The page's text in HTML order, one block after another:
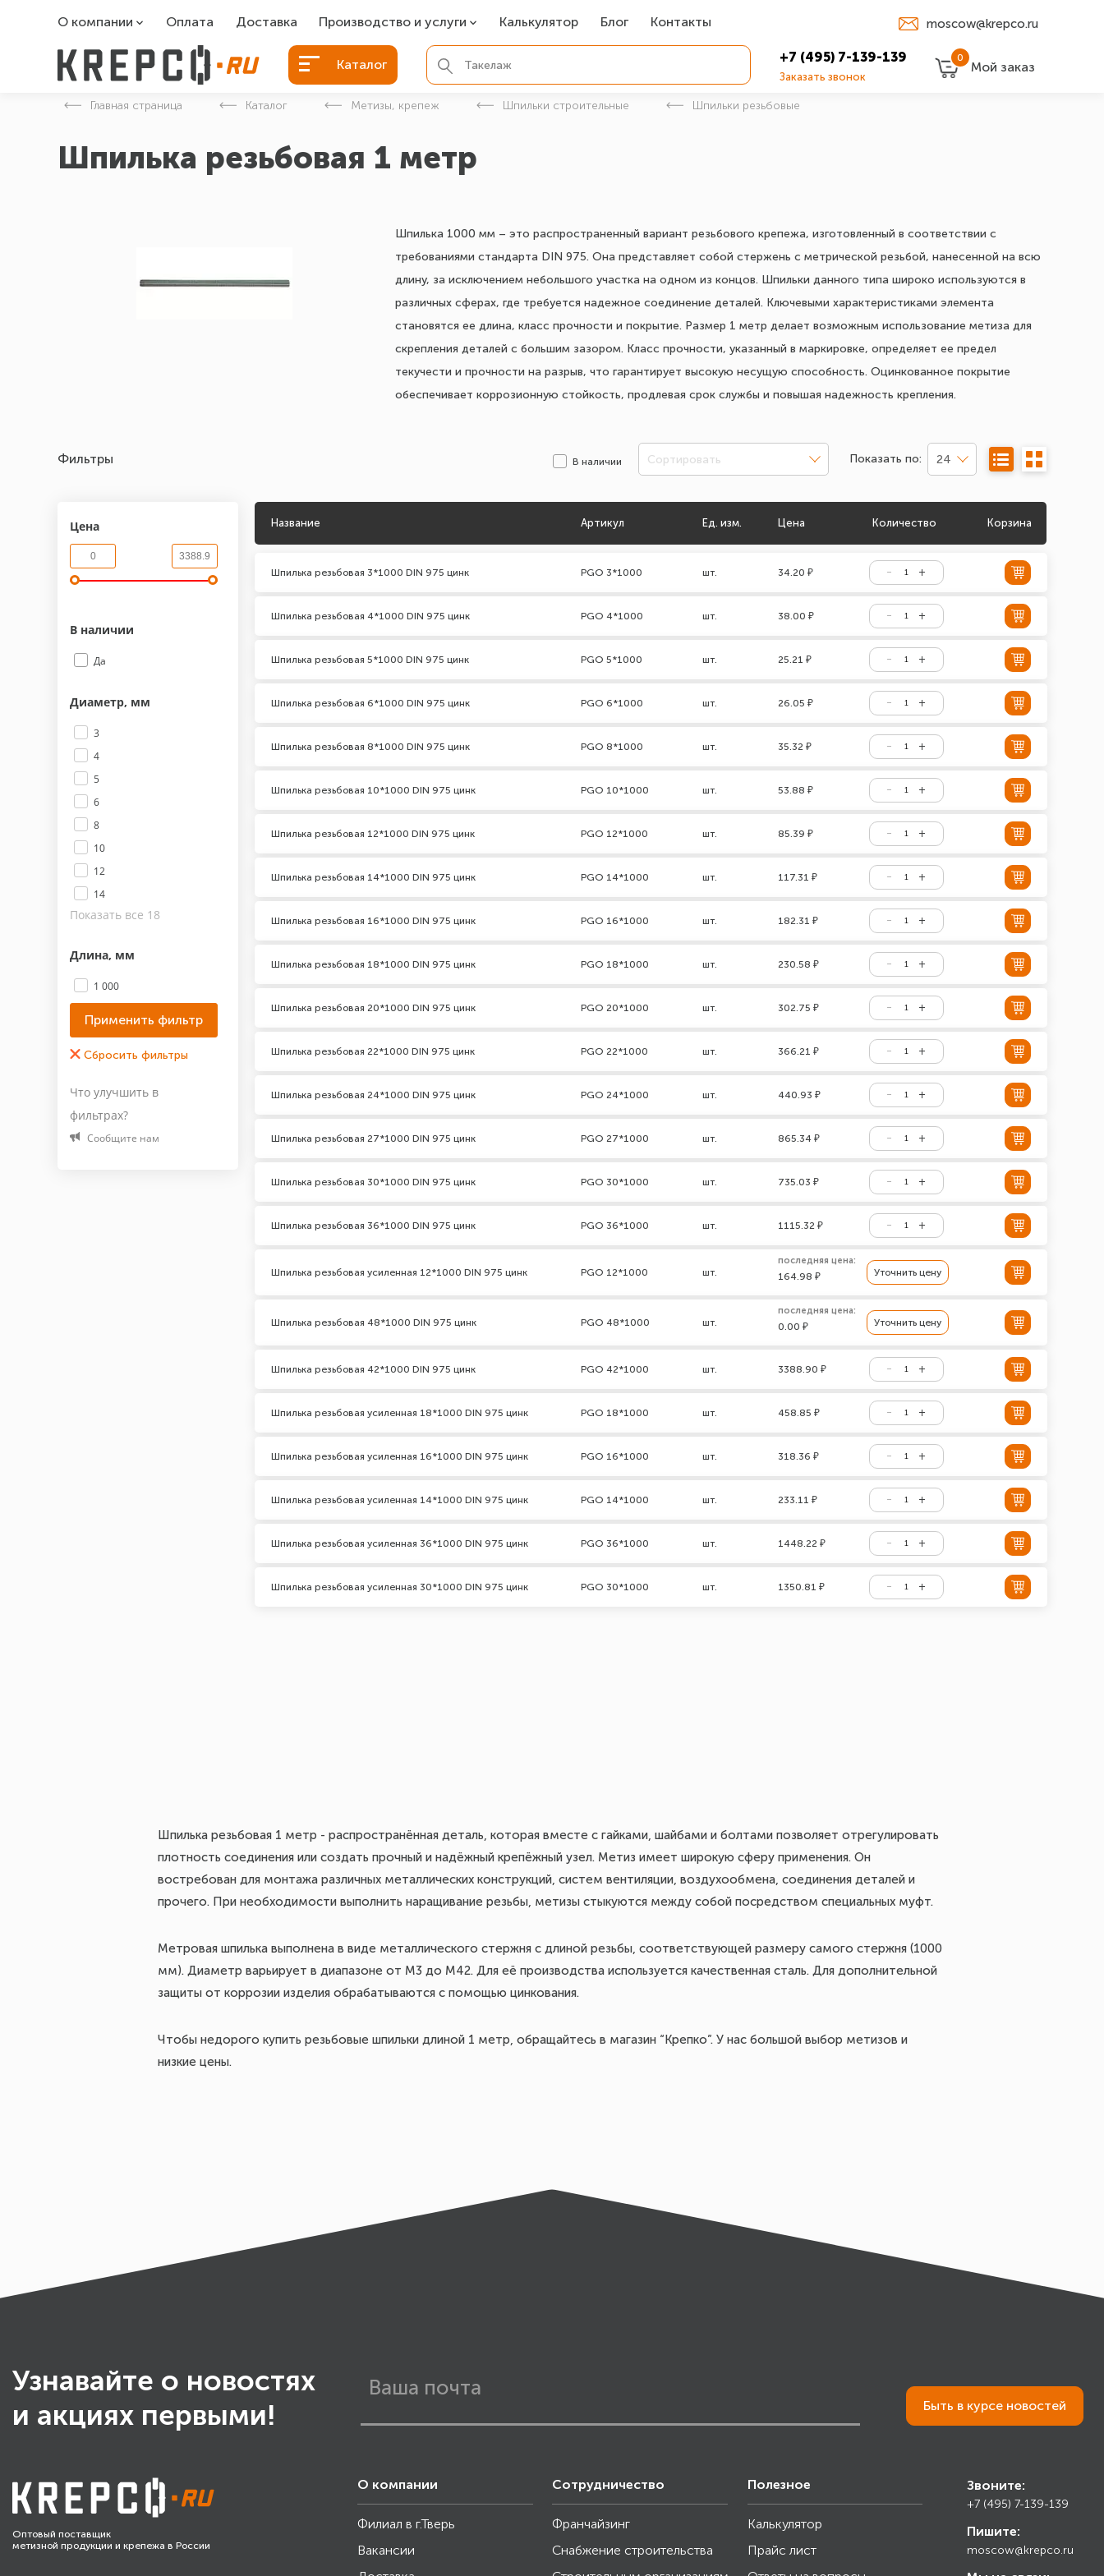
О компании
О компании
Оплата Доставка Производство и услуги
Болты БСР
Болты для фундамента
Закладные детали
Калькулятор Блог Контакты moscow@krepco.ru
Каталог +7 (495) 7-139-139
Заказать звонок
0
Мой заказ
Главная страница Каталог Метизы, крепеж Шпильки строительные Шпильки резьбовые
Шпилька резьбовая 1 метр
Шпилька 1000 мм – это распространенный вариант резьбового крепежа, изготовленный в соответствии с
требованиями стандарта DIN 975. Она представляет собой стержень с метрической резьбой, нанесенной на всю
длину, за исключением небольшого участка на одном из концов. Шпильки данного типа широко используются в
различных сферах, где требуется надежное соединение деталей. Ключевыми характеристиками элемента
становятся ее длина, класс прочности и покрытие. Размер 1 метр делает возможным использование метиза для
скрепления деталей с большим зазором. Класс прочности, указанный в маркировке, определяет ее предел
текучести и прочности на разрыв, что гарантирует высокую несущую способность. Оцинкованное покрытие
обеспечивает коррозионную стойкость, продлевая срок службы и повышая надежность крепления.
Фильтры В наличии Сортировать Показать по: 24
Цена
В наличии
Да
Диаметр, мм
3
4
5
6
8
10
12
14
Показать все 18
Длина, мм
1 000
Класс прочности
4.8
Материал
Оцинкованная сталь
Что улучшить в
фильтрах?
Сообщите нам
Название Артикул Ед. изм. Цена Количество Корзина
Шпилька резьбовая 3*1000 DIN 975 цинк PGO 3*1000 шт. 34.20 ₽
Шпилька резьбовая 4*1000 DIN 975 цинк PGO 4*1000 шт. 38.00 ₽
Шпилька резьбовая 5*1000 DIN 975 цинк PGO 5*1000 шт. 25.21 ₽
Шпилька резьбовая 6*1000 DIN 975 цинк PGO 6*1000 шт. 26.05 ₽
Шпилька резьбовая 8*1000 DIN 975 цинк PGO 8*1000 шт. 35.32 ₽
Шпилька резьбовая 10*1000 DIN 975 цинк PGO 10*1000 шт. 53.88 ₽
Шпилька резьбовая 12*1000 DIN 975 цинк PGO 12*1000 шт. 85.39 ₽
Шпилька резьбовая 14*1000 DIN 975 цинк PGO 14*1000 шт. 117.31 ₽
Шпилька резьбовая 16*1000 DIN 975 цинк PGO 16*1000 шт. 182.31 ₽
Шпилька резьбовая 18*1000 DIN 975 цинк PGO 18*1000 шт. 230.58 ₽
Шпилька резьбовая 20*1000 DIN 975 цинк PGO 20*1000 шт. 302.75 ₽
Шпилька резьбовая 22*1000 DIN 975 цинк PGO 22*1000 шт. 366.21 ₽
Шпилька резьбовая 24*1000 DIN 975 цинк PGO 24*1000 шт. 440.93 ₽
Шпилька резьбовая 27*1000 DIN 975 цинк PGO 27*1000 шт. 865.34 ₽
Шпилька резьбовая 30*1000 DIN 975 цинк PGO 30*1000 шт. 735.03 ₽
Шпилька резьбовая 36*1000 DIN 975 цинк PGO 36*1000 шт. 1115.32 ₽
Шпилька резьбовая усиленная 12*1000 DIN 975 цинк PGO 12*1000 шт.
последняя цена:
164.98 ₽ Уточнить цену
Шпилька резьбовая 48*1000 DIN 975 цинк PGO 48*1000 шт.
последняя цена:
0.00 ₽ Уточнить цену
Шпилька резьбовая 42*1000 DIN 975 цинк PGO 42*1000 шт. 3388.90 ₽
Шпилька резьбовая усиленная 18*1000 DIN 975 цинк PGO 18*1000 шт. 458.85 ₽
Шпилька резьбовая усиленная 16*1000 DIN 975 цинк PGO 16*1000 шт. 318.36 ₽
Шпилька резьбовая усиленная 14*1000 DIN 975 цинк PGO 14*1000 шт. 233.11 ₽
Шпилька резьбовая усиленная 36*1000 DIN 975 цинк PGO 36*1000 шт. 1448.22 ₽
Шпилька резьбовая усиленная 30*1000 DIN 975 цинк PGO 30*1000 шт. 1350.81 ₽
Шпилька резьбовая 1 метр - распространённая деталь, которая вместе с гайками, шайбами и болтами позволяет отрегулировать
плотность соединения или создать прочный и надёжный крепёжный узел. Метиз имеет широкую сферу применения. Он
востребован для монтажа различных металлических конструкций, систем вентиляции, воздухообмена, соединения деталей и
прочего. При необходимости выполнить наращивание резьбы, метизы стыкуются между собой посредством специальных муфт.
Метровая шпилька выполнена в виде металлического стержня с длиной резьбы, соответствующей размеру самого стержня (1000
мм). Диаметр варьирует в диапазоне от М3 до М42. Для её производства используется качественная сталь. Для дополнительной
защиты от коррозии изделия обрабатываются с помощью цинкования.
Чтобы недорого купить резьбовые шпильки длиной 1 метр, обращайтесь в магазин “Крепко”. У нас большой выбор метизов и
низкие цены.
Узнавайте о новостях
и акциях первыми!
Быть в курсе новостей
Оптовый поставщик
метизной продукции и крепежа в России
О компании
Филиал в г.Тверь
Вакансии
Сотрудничество
Франчайзинг
Снабжение строительства
Полезное
Калькулятор
Прайс лист
Звоните:
+7 (495) 7-139-139
Пишите:
moscow@krepco.ru